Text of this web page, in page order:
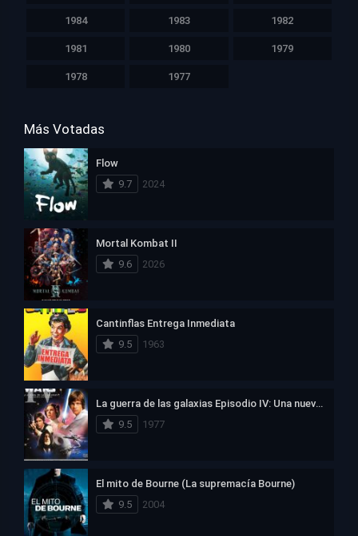
1984 1983 1982
1981 1980 1979
1978 1977
Más Votadas
Flow
9.7
2024
Mortal Kombat II
9.6
2026
Cantinflas Entrega Inmediata
9.5
1963
La guerra de las galaxias Episodio IV: Una nueva esperanza
9.5
1977
El mito de Bourne (La supremacía Bourne)
9.5
2004